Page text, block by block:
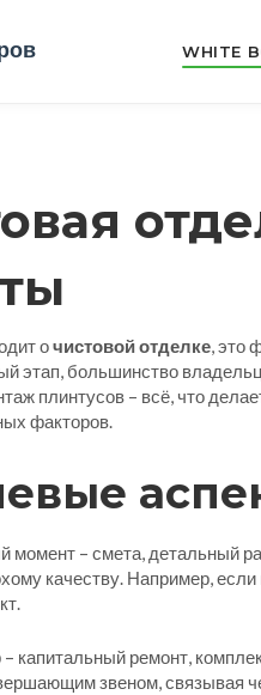
WHITE
очистовой отделке,это
этап, большинство
плинтусов – всё, что
факторов.
момент – смета, детальный
качеству. Например,
– капитальный ремонт,
звеном, связывая